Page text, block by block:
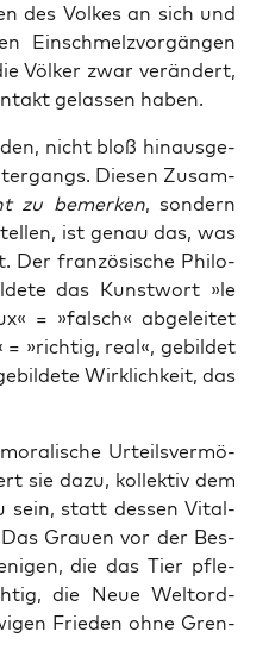
des Vol­kes an sich und
Ein­schmelz­vor­gän­gen
Völ­ker zwar ver­än­dert,
gelas­sen haben.
nicht bloß hin­aus­ge­
Die­sen Zusam­
zu bemer­ken, son­dern
ist genau das, was
Der fran­zö­si­sche Phi­lo­
das Kunst­wort »le
= »falsch« abge­lei­tet
= »rich­tig, real«, gebil­det
Wirk­lich­keit, das
Urteils­ver­mö­
sie dazu, kol­lek­tiv dem
sein, statt des­sen Vital­
Grau­en vor der Bes­
die das Tier pfle­
die Neue Welt­ord­
Frie­den ohne Gren­